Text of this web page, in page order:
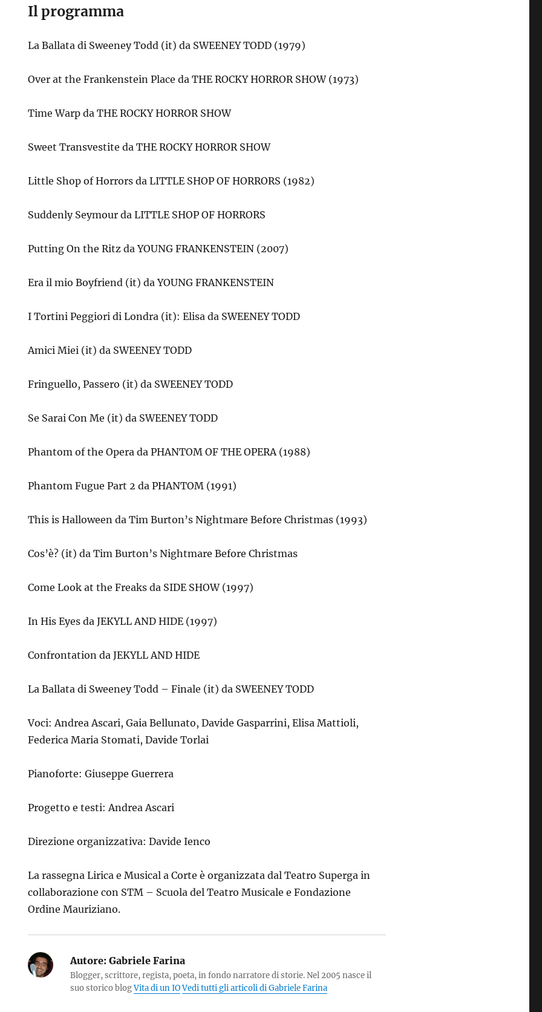
Il programma
La Ballata di Sweeney Todd (it) da SWEENEY TODD (1979)
Over at the Frankenstein Place da THE ROCKY HORROR SHOW (1973)
Time Warp da THE ROCKY HORROR SHOW
Sweet Transvestite da THE ROCKY HORROR SHOW
Little Shop of Horrors da LITTLE SHOP OF HORRORS (1982)
Suddenly Seymour da LITTLE SHOP OF HORRORS
Putting On the Ritz da YOUNG FRANKENSTEIN (2007)
Era il mio Boyfriend (it) da YOUNG FRANKENSTEIN
I Tortini Peggiori di Londra (it): Elisa da SWEENEY TODD
Amici Miei (it) da SWEENEY TODD
Fringuello, Passero (it) da SWEENEY TODD
Se Sarai Con Me (it) da SWEENEY TODD
Phantom of the Opera da PHANTOM OF THE OPERA (1988)
Phantom Fugue Part 2 da PHANTOM (1991)
This is Halloween da Tim Burton’s Nightmare Before Christmas (1993)
Cos’è? (it) da Tim Burton’s Nightmare Before Christmas
Come Look at the Freaks da SIDE SHOW (1997)
In His Eyes da JEKYLL AND HIDE (1997)
Confrontation da JEKYLL AND HIDE
La Ballata di Sweeney Todd – Finale (it) da SWEENEY TODD
Voci: Andrea Ascari, Gaia Bellunato, Davide Gasparrini, Elisa Mattioli,
Federica Maria Stomati, Davide Torlai
Pianoforte: Giuseppe Guerrera
Progetto e testi: Andrea Ascari
Direzione organizzativa: Davide Ienco
La rassegna Lirica e Musical a Corte è organizzata dal Teatro Superga in
collaborazione con STM – Scuola del Teatro Musicale e Fondazione
Ordine Mauriziano.
Autore: Gabriele Farina
Blogger, scrittore, regista, poeta, in fondo narratore di storie. Nel 2005 nasce il
suo storico blogVita di un IO Vedi tutti gli articoli di Gabriele Farina